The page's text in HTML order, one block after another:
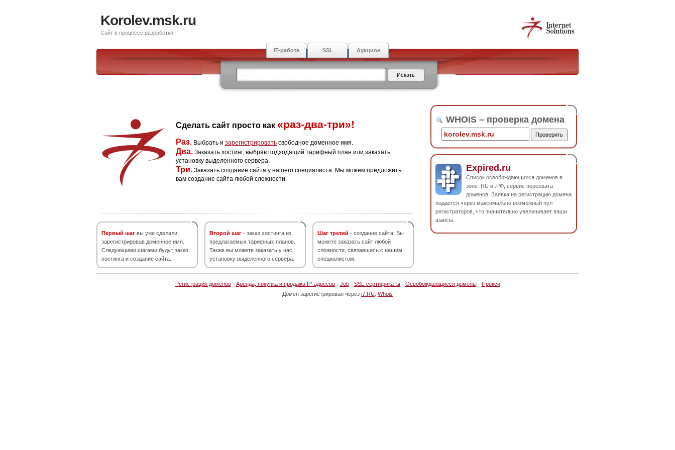
Korolev.msk.ru
Сайт в процессе разработки
IT-работа SSL Аукцион
Сделать сайт просто как «раз-два-три»!
Раз. Выбрать и зарегистрировать свободное доменное имя.
Два. Заказать хостинг, выбрав подходящий тарифный план или заказать
установку выделенного сервера.
Три. Заказать создание сайта у нашего специалиста. Мы можем предложить
вам создание сайта любой сложности.
Первый шаг вы уже сделали,
зарегистрировав доменное имя.
Следующими шагами будут заказ
хостинга и создание сайта.
Второй шаг - заказ хостинга из
предлагаемых тарифных планов.
Также вы можете заказать у нас
установку выделенного сервера.
Шаг третий - создание сайта. Вы
можете заказать сайт любой
сложности, связавшись с нашим
специалистом.
WHOIS – проверка домена
Expired.ru
Список освобождающихся доменов в
зоне .RU и .РФ, сервис перехвата
доменов. Заявка на регистрацию домена
подается через максимально возможный пул
регистраторов, что значительно увеличивает ваши
шансы.
Регистрация доменов· Аренда, покупка и продажа IP-адресов· Job· SSL-сертификаты· Освобождающиеся домены· Прокси
Домен зарегистрирован через i7.RU Whois